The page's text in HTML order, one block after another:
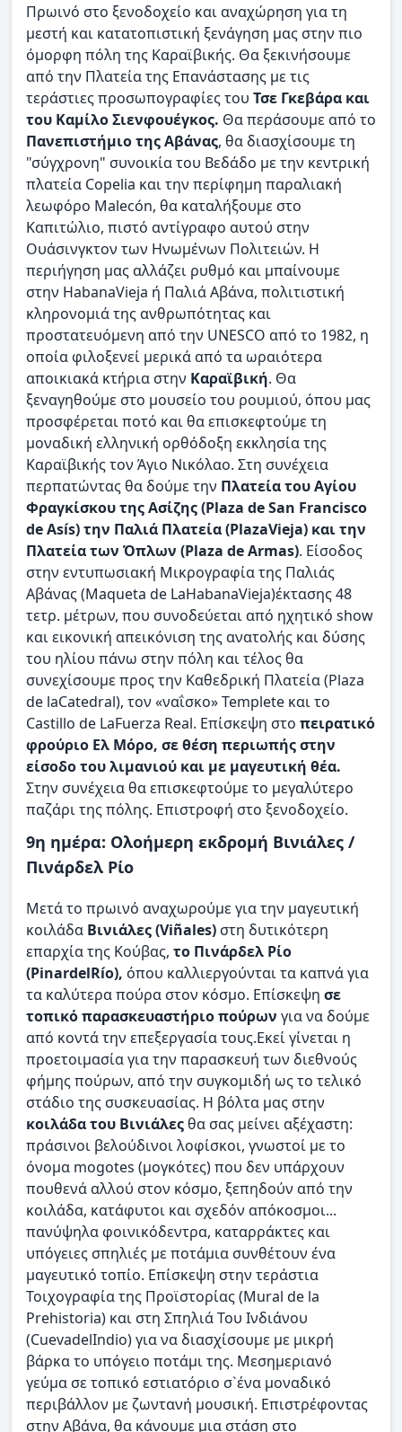
Πρωινό στο ξενοδοχείο και αναχώρηση για τη
μεστή και κατατοπιστική ξενάγηση μας στην πιο
όμορφη πόλη της Καραϊβικής. Θα ξεκινήσουμε
από την Πλατεία της Επανάστασης με τις
τεράστιες προσωπογραφίες του Τσε Γκεβάρα και
του Καμίλο Σιενφουέγκος. Θα περάσουμε από το
Πανεπιστήμιο της Αβάνας, θα διασχίσουμε τη
"σύγχρονη" συνοικία του Βεδάδο με την κεντρική
πλατεία Copelia και την περίφημη παραλιακή
λεωφόρο Malecón, θα καταλήξουμε στο
Καπιτώλιο, πιστό αντίγραφο αυτού στην
Ουάσινγκτον των Ηνωμένων Πολιτειών. Η
περιήγηση μας αλλάζει ρυθμό και μπαίνουμε
στην HabanaVieja ή Παλιά Αβάνα, πολιτιστική
κληρονομιά της ανθρωπότητας και
προστατευόμενη από την UNESCO από το 1982, η
οποία φιλοξενεί μερικά από τα ωραιότερα
αποικιακά κτήρια στην Καραϊβική. Θα
ξεναγηθούμε στο μουσείο του ρουμιού, όπου μας
προσφέρεται ποτό και θα επισκεφτούμε τη
μοναδική ελληνική ορθόδοξη εκκλησία της
Καραϊβικής τον Άγιο Νικόλαο. Στη συνέχεια
περπατώντας θα δούμε την Πλατεία του Αγίου
Φραγκίσκου της Ασίζης (Plaza de San Francisco
de Asís) την Παλιά Πλατεία (PlazaVieja) και την
Πλατεία των Όπλων (Plaza de Armas). Είσοδος
στην εντυπωσιακή Μικρογραφία της Παλιάς
Αβάνας (Maqueta de LaHabanaVieja)έκτασης 48
τετρ. μέτρων, που συνοδεύεται από ηχητικό show
και εικονική απεικόνιση της ανατολής και δύσης
του ηλίου πάνω στην πόλη και τέλος θα
συνεχίσουμε προς την Καθεδρική Πλατεία (Plaza
de laCatedral), τον «ναΐσκο» Templete και το
Castillo de LaFuerza Real. Επίσκεψη στο πειρατικό
φρούριο Ελ Μόρο, σε θέση περιωπής στην
είσοδο του λιμανιού και με μαγευτική θέα.
Στην συνέχεια θα επισκεφτούμε το μεγαλύτερο
παζάρι της πόλης. Επιστροφή στο ξενοδοχείο.
9η ημέρα: Ολοήμερη εκδρομή Βινιάλες /
Πινάρδελ Ρίο
Μετά το πρωινό αναχωρούμε για την μαγευτική
κοιλάδα Βινιάλες (Viñales) στη δυτικότερη
επαρχία της Κούβας, το Πινάρδελ Ρίο
(PinardelRío), όπου καλλιεργούνται τα καπνά για
τα καλύτερα πούρα στον κόσμο. Επίσκεψη σε
τοπικό παρασκευαστήριο πούρων για να δούμε
από κοντά την επεξεργασία τους.Εκεί γίνεται η
προετοιμασία για την παρασκευή των διεθνούς
φήμης πούρων, από την συγκομιδή ως το τελικό
στάδιο της συσκευασίας. Η βόλτα μας στην
κοιλάδα του Βινιάλεςθα σας μείνει αξέχαστη:
πράσινοι βελούδινοι λοφίσκοι, γνωστοί με το
όνομα mogotes (μογκότες) που δεν υπάρχουν
πουθενά αλλού στον κόσμο, ξεπηδούν από την
κοιλάδα, κατάφυτοι και σχεδόν απόκοσμοι...
πανύψηλα φοινικόδεντρα, καταρράκτες και
υπόγειες σπηλιές με ποτάμια συνθέτουν ένα
μαγευτικό τοπίο. Επίσκεψη στην τεράστια
Τοιχογραφία της Προϊστορίας (Mural de la
Prehistoria) και στη Σπηλιά Του Ινδιάνου
(CuevadelIndio) για να διασχίσουμε με μικρή
βάρκα το υπόγειο ποτάμι της. Μεσημεριανό
γεύμα σε τοπικό εστιατόριο σ`ένα μοναδικό
περιβάλλον με ζωντανή μουσική. Επιστρέφοντας
στην Αβάνα, θα κάνουμε μια στάση στο